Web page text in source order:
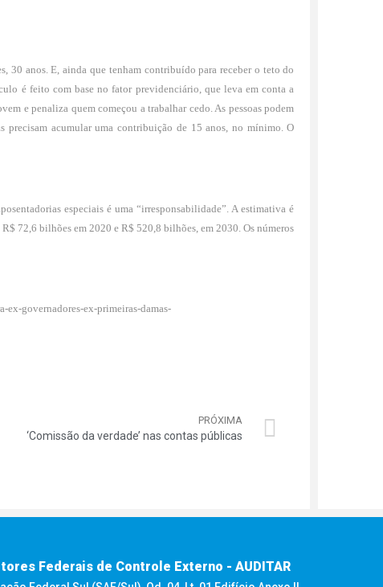
30 anos. E, ainda que tenham contribuído para receber o teto do
é feito com base no fator previdenciário, que leva em conta a
e penaliza quem começou a trabalhar cedo. As pessoas podem
precisam acumular uma contribuição de 15 anos, no mínimo. O
especiais é uma “irresponsabilidade”. A estimativa é
72,6 bilhões em 2020 e R$ 520,8 bilhões, em 2030. Os números
governadores-ex-primeiras-damas-
PRÓXIMA
‘Comissão da verdade’ nas contas públicas
Federais de Controle Externo - AUDITAR